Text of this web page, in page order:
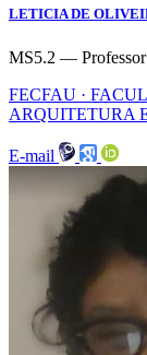
LETICIA DE
MS5.2 —
FECFAU ·
ARQUITETURA
E-mail